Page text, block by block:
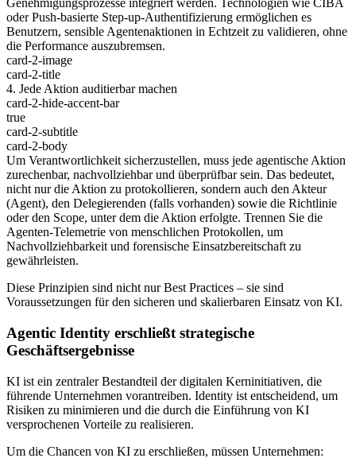
Genehmigungsprozesse integriert werden. Technologien wie CIBA
oder Push-basierte Step-up-Authentifizierung ermöglichen es
Benutzern, sensible Agentenaktionen in Echtzeit zu validieren, ohne
die Performance auszubremsen.
card-2-image
card-2-title
4. Jede Aktion auditierbar machen
card-2-hide-accent-bar
true
card-2-subtitle
card-2-body
Um Verantwortlichkeit sicherzustellen, muss jede agentische Aktion
zurechenbar, nachvollziehbar und überprüfbar sein. Das bedeutet,
nicht nur die Aktion zu protokollieren, sondern auch den Akteur
(Agent), den Delegierenden (falls vorhanden) sowie die Richtlinie
oder den Scope, unter dem die Aktion erfolgte. Trennen Sie die
Agenten-Telemetrie von menschlichen Protokollen, um
Nachvollziehbarkeit und forensische Einsatzbereitschaft zu
gewährleisten.
Diese Prinzipien sind nicht nur Best Practices – sie sind
Voraussetzungen für den sicheren und skalierbaren Einsatz von KI.
Agentic Identity erschließt strategische
Geschäftsergebnisse
KI ist ein zentraler Bestandteil der digitalen Kerninitiativen, die
führende Unternehmen vorantreiben. Identity ist entscheidend, um
Risiken zu minimieren und die durch die Einführung von KI
versprochenen Vorteile zu realisieren.
Um die Chancen von KI zu erschließen, müssen Unternehmen: